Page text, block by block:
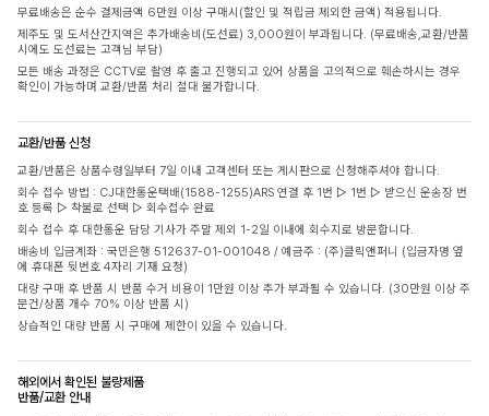
무료배송은 순수 결제금액 6만원 이상 구매시(할인 및 적립금 제외한 금액) 적용됩니다.
제주도 및 도서산간지역은 추가배송비(도선료) 3,000원이 부과됩니다. (무료배송,교환/반품
시에도 도선료는 고객님 부담)
모든 배송 과정은 CCTV로 촬영 후 출고 진행되고 있어 상품을 고의적으로 훼손하시는 경우
확인이 가능하며 교환/반품 처리 절대 불가합니다.
교환/반품 신청
교환/반품은 상품수령일부터 7일 이내 고객센터 또는 게시판으로 신청해주셔야 합니다.
회수 접수 방법 : CJ대한통운택배(1588-1255)ARS 연결 후 1번 ▷ 1번 ▷ 받으신 운송장 번
호 등록 ▷ 착불로 선택 ▷ 회수접수 완료
회수 접수 후 대한통운 담당 기사가 주말 제외 1-2일 이내에 회수지로 방문합니다.
배송비 입금계좌 : 국민은행 512637-01-001048 / 예금주 : (주)클릭앤퍼니 (입금자명 옆
에 휴대폰 뒷번호 4자리 기재 요청)
대량 구매 후 반품 시 반품 수거 비용이 1만원 이상 추가 부과될 수 있습니다. (30만원 이상 주
문건/상품 개수 70% 이상 반품 시)
상습적인 대량 반품 시 구매에 제한이 있을 수 있습니다.
해외에서 확인된 불량제품
반품/교환 안내